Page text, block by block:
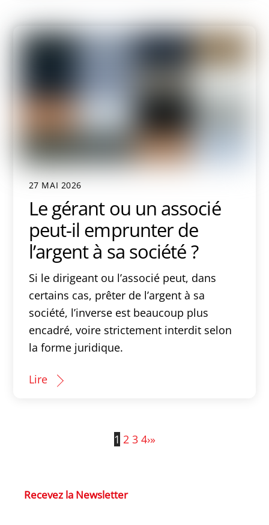
27 MAI 2026
Le gérant ou un associé
peut-il emprunter de
l’argent à sa société ?
Si le dirigeant ou l’associé peut, dans
certains cas, prêter de l’argent à sa
société, l’inverse est beaucoup plus
encadré, voire strictement interdit selon
la forme juridique.
Lire
1 2 3 4›»
Recevez la Newsletter